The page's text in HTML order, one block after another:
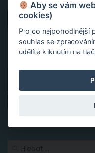
Aby se vám
cookies)
Pro co nejpohodlnější
souhlas se
udělíte kliknutím na